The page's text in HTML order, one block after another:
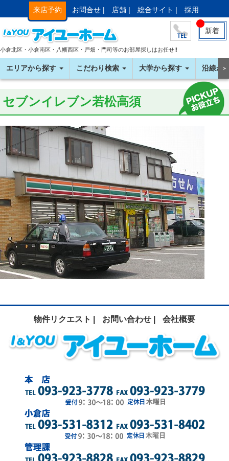
来店予約 お問合せ | 店舗 | 総合サイト | 採用
新着
小倉北区・小倉南区・八幡西区・戸畑・門司等のお部屋探しはお任せ!!
エリアから探す こだわり検索 大学から探す 沿線か＞
セブンイレブン若松高須
物件リクエスト | お問い合わせ | 会社概要